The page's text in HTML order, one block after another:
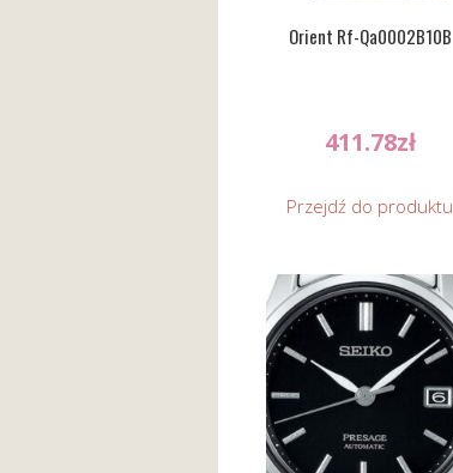
Orient Rf-Qa0002B10B
411.78zł
Przejdź do produktu